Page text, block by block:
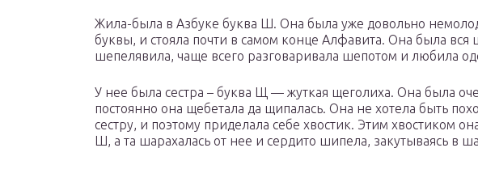
Жила-была в Азбуке буква Ш. Она была уже довольно
буквы, и стояла почти в самом конце Алфавита. Она была вся
шепелявила, чаще всего разговаривала шепотом и любила
У нее была сестра – буква Щ — жуткая щеголиха. Она была
постоянно она щебетала да щипалась. Она не хотела быть
сестру, и поэтому приделала себе хвостик. Этим хвостиком
Ш, а та шарахалась от нее и сердито шипела, закутываясь в